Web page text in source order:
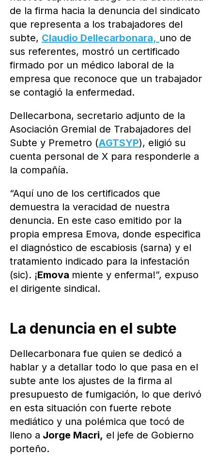
de la firma hacia la denuncia del sindicato
que representa a los trabajadores del
subte, Claudio Dellecarbonara, uno de
sus referentes, mostró un certificado
firmado por un médico laboral de la
empresa que reconoce que un trabajador
se contagió la enfermedad.
Dellecarbona, secretario adjunto de la
Asociación Gremial de Trabajadores del
Subte y Premetro (AGTSYP), eligió su
cuenta personal de X para responderle a
la compañía.
“Aquí uno de los certificados que
demuestra la veracidad de nuestra
denuncia. En este caso emitido por la
propia empresa Emova, donde especifica
el diagnóstico de escabiosis (sarna) y el
tratamiento indicado para la infestación
(sic). ¡Emova miente y enferma!”, expuso
el dirigente sindical.
La denuncia en el subte
Dellecarbonara fue quien se dedicó a
hablar y a detallar todo lo que pasa en el
subte ante los ajustes de la firma al
presupuesto de fumigación, lo que derivó
en esta situación con fuerte rebote
mediático y una polémica que tocó de
lleno a Jorge Macri, el jefe de Gobierno
porteño.